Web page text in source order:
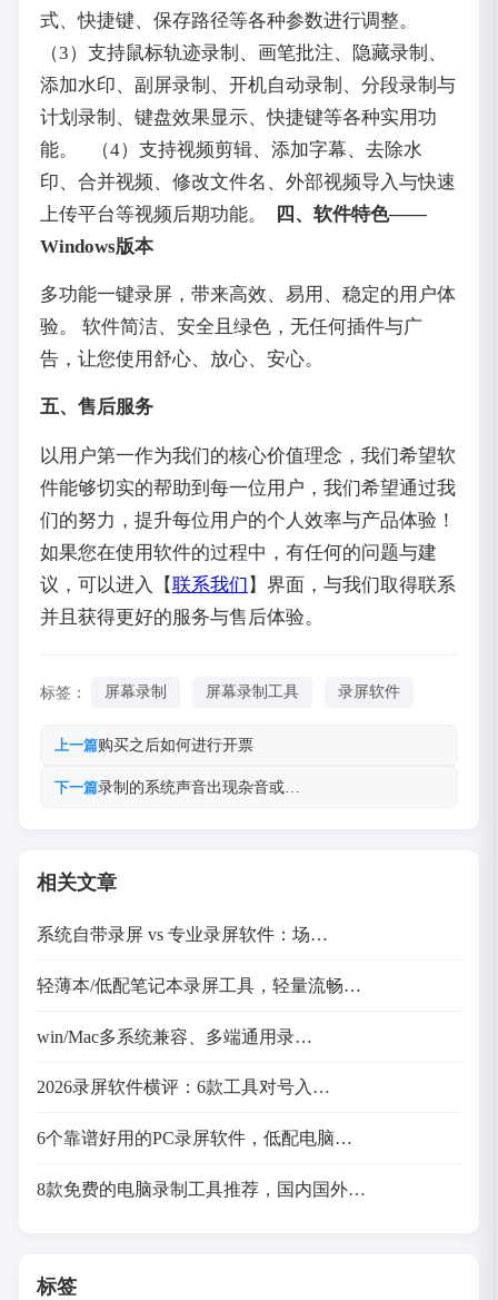
式、快捷键、保存路径等各种参数进行调整。
（3）支持鼠标轨迹录制、画笔批注、隐藏录制、
添加水印、副屏录制、开机自动录制、分段录制与
计划录制、键盘效果显示、快捷键等各种实用功
能。
（4）支持视频剪辑、添加字幕、去除水
印、合并视频、修改文件名、外部视频导入与快速
上传平台等视频后期功能。
四、软件特色——
Windows版本
多功能一键录屏，带来高效、易用、稳定的用户体
验。 软件简洁、安全且绿色，无任何插件与广
告，让您使用舒心、放心、安心。
五、售后服务
以用户第一作为我们的核心价值理念，我们希望软
件能够切实的帮助到每一位用户，我们希望通过我
们的努力，提升每位用户的个人效率与产品体验！
如果您在使用软件的过程中，有任何的问题与建
议，可以进入【联系我们 】界面，与我们取得联系
并且获得更好的服务与售后体验。
标签： 屏幕录制 屏幕录制工具 录屏软件
上一篇购买之后如何进行开票
下一篇录制的系统声音出现杂音或…
相关文章
系统自带录屏 vs 专业录屏软件：场…
轻薄本/低配笔记本录屏工具，轻量流畅…
win/Mac多系统兼容、多端通用录…
2026录屏软件横评：6款工具对号入…
6个靠谱好用的PC录屏软件，低配电脑…
8款免费的电脑录制工具推荐，国内国外…
标签